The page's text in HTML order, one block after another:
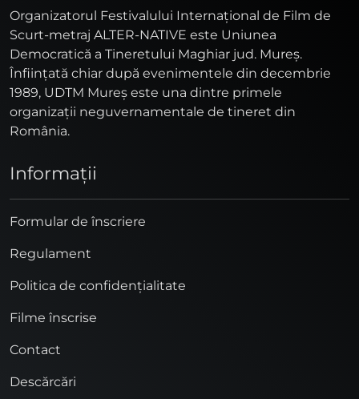
Organizatorul Festivalului Internaţional de Film de
Scurt-metraj ALTER-NATIVE este Uniunea
Democratică a Tineretului Maghiar jud. Mureş.
Înfiinţată chiar după evenimentele din decembrie
1989, UDTM Mureş este una dintre primele
organizaţii neguvernamentale de tineret din
România.
Informaţii
Formular de înscriere
Regulament
Politica de confidențialitate
Filme înscrise
Contact
Descărcări